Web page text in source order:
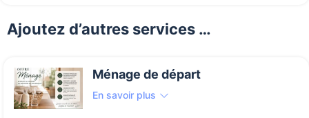
Vendredi
non disponible
Ajoutez d’autres services …
Ménage de départ
En savoir plus